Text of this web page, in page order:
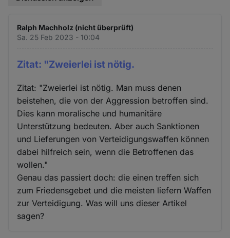
Ralph Machholz (nicht überprüft)
Sa. 25 Feb 2023 - 10:04
Zitat: "Zweierlei ist nötig.
Zitat: "Zweierlei ist nötig. Man muss denen
beistehen, die von der Aggression betroffen sind.
Dies kann moralische und humanitäre
Unterstützung bedeuten. Aber auch Sanktionen
und Lieferungen von Verteidigungswaffen können
dabei hilfreich sein, wenn die Betroffenen das
wollen."
Genau das passiert doch: die einen treffen sich
zum Friedensgebet und die meisten liefern Waffen
zur Verteidigung. Was will uns dieser Artikel
sagen?